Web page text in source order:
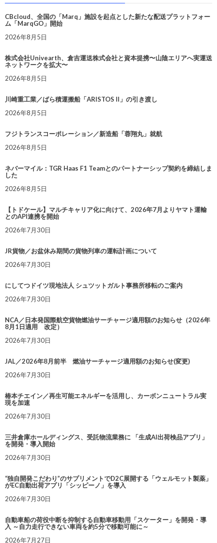
CBcloud、全国の「Marq」施設を起点とした新たな配送プラットフォー
ム「MarqGO」開始
2026年8月5日
株式会社Univearth、倉吉運送株式会社と資本提携〜山陰エリアへ実運送
ネットワークを拡大〜
2026年8月5日
川崎重工業／ばら積運搬船「ARISTOS II」の引き渡し
2026年8月5日
フジトランスコーポレーション／新造船「蓉翔丸」就航
2026年8月5日
ネバーマイル：TGR Haas F1 Teamとのパートナーシップ契約を締結しま
した
2026年8月5日
【トドケール】マルチキャリア化に向けて、2026年7月よりヤマト運輸
とのAPI連携を開始
2026年7月30日
JR貨物／お盆休み期間の貨物列車の運転計画について
2026年7月30日
にしてつドイツ現地法人 シュツットガルト事務所移転のご案内
2026年7月30日
NCA／日本発国際航空貨物燃油サーチャージ適用額のお知らせ（2026年
8月1日適用 改定）
2026年7月30日
JAL／2026年8月前半 燃油サーチャージ適用額のお知らせ(変更)
2026年7月30日
椿本チエイン／再生可能エネルギーを活用し、カーボンニュートラル実
現を加速
2026年7月30日
三井倉庫ホールディングス、受託物流業務に 「生成AI出荷検品アプリ」
を開発・導入開始
2026年7月30日
“独自開発こだわり”のサプリメントでD2C展開する「ウェルモット製薬」
がEC自動出荷アプリ「シッピーノ」を導入
2026年7月30日
自動車船の荷役中断を抑制する自動車移動用「スケーター」を開発・導
入 ～自力走行できない車両を約5分で移動可能に～
2026年7月27日